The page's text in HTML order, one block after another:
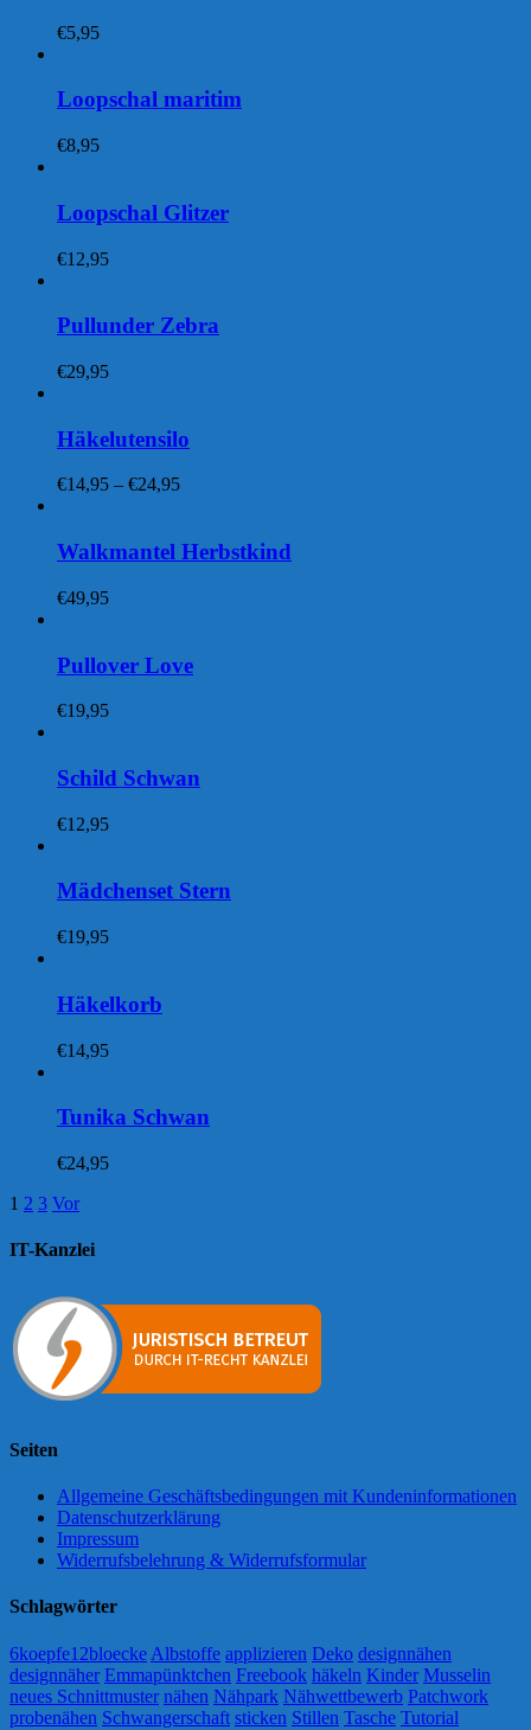
€5,95
Loopschal maritim
€8,95
Loopschal Glitzer
€12,95
Pullunder Zebra
€29,95
Häkelutensilo
€14,95 – €24,95Preisspanne:
€24,95
Walkmantel Herbstkind
€49,95
Pullover Love
€19,95
Schild Schwan
€12,95
Mädchenset Stern
€19,95
Häkelkorb
€14,95
Tunika Schwan
€24,95
1 2 3 Vor
IT-Kanzlei
Seiten
Allgemeine Geschäftsbedingungen mit Kundeninformationen
Datenschutzerklärung
Impressum
Widerrufsbelehrung & Widerrufsformular
Schlagwörter
6koepfe12bloecke Albstoffe applizieren Deko designnähen
designnäher Emmapünktchen Freebook häkeln Kinder Musselin
neues Schnittmuster nähen Nähpark Nähwettbewerb Patchwork
probenähen Schwangerschaft sticken Stillen Tasche Tutorial